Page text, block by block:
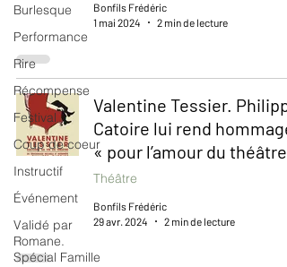
Burlesque
Performance
Rire
Récompense
Festival
Coup de coeur
Instructif
Événement
Validé par
Romane.
Spécial Famille
Bonfils Frédéric
1 mai 2024
2 min de lecture
Valentine Tessier.
Catoire lui rend hommage
« pour l’amour du théâtre
Théâtre
Bonfils Frédéric
29 avr. 2024
2 min de lecture